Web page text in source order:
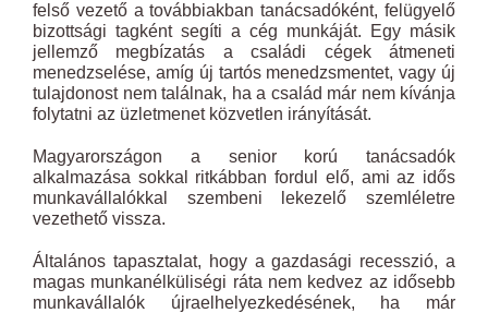
felső vezető a továbbiakban tanácsadóként, felügyelő
bizottsági tagként segíti a cég munkáját. Egy másik
jellemző megbízatás a családi cégek átmeneti
menedzselése, amíg új tartós menedzsmentet, vagy új
tulajdonost nem találnak, ha a család már nem kívánja
folytatni az üzletmenet közvetlen irányítását.
Magyarországon a senior korú tanácsadók
alkalmazása sokkal ritkábban fordul elő, ami az idős
munkavállalókkal szembeni lekezelő szemléletre
vezethető vissza.
Általános tapasztalat, hogy a gazdasági recesszió, a
magas munkanélküliségi ráta nem kedvez az idősebb
munkavállalók újraelhelyezkedésének, ha már